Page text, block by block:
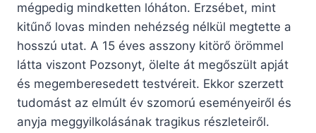
mégpedig mindketten lóháton. Erzsébet, mint
kitűnő lovas minden nehézség nélkül megtette a
hosszú utat. A 15 éves asszony kitörő örömmel
látta viszont Pozsonyt, ölelte át megőszült apját
és megemberesedett testvéreit. Ekkor szerzett
tudomást az elmúlt év szomorú eseményeiről és
anyja meggyilkolásának tragikus részleteiről.